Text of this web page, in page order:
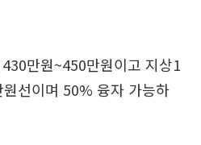
만원~450만원이고 지상1
선이며 50% 융자 가능하